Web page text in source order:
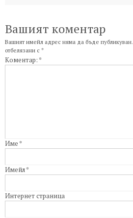
Вашият коментар
Вашият имейл адрес няма да бъде публикуван.
отбелязани с *
Коментар: *
Име *
Имейл*
Интернет страница